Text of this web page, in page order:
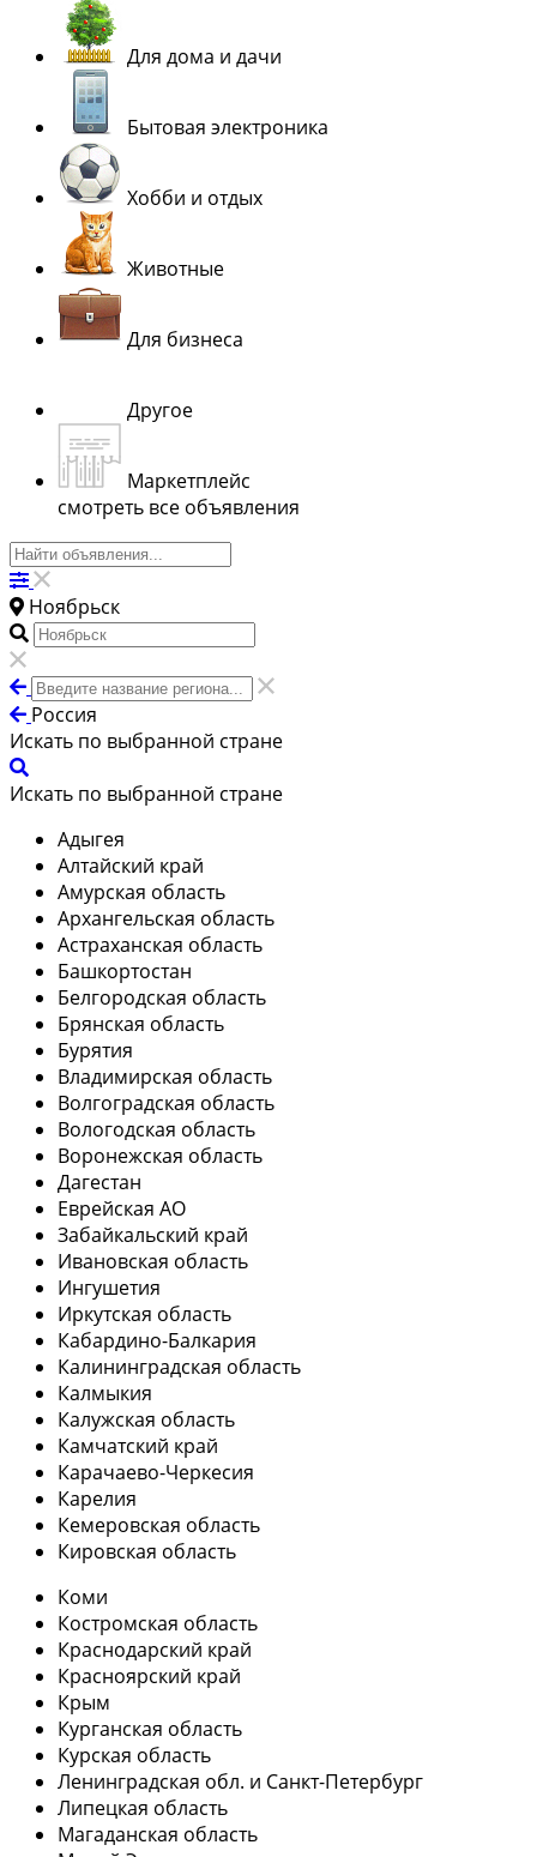
Для дома и дачи
Бытовая электроника
Хобби и отдых
Животные
Для бизнеса
Другое
Маркетплейс
смотреть все объявления
Ноябрьск
Россия
Искать по выбранной стране
Искать по выбранной стране
Адыгея
Алтайский край
Амурская область
Архангельская область
Астраханская область
Башкортостан
Белгородская область
Брянская область
Бурятия
Владимирская область
Волгоградская область
Вологодская область
Воронежская область
Дагестан
Еврейская АО
Забайкальский край
Ивановская область
Ингушетия
Иркутская область
Кабардино-Балкария
Калининградская область
Калмыкия
Калужская область
Камчатский край
Карачаево-Черкесия
Карелия
Кемеровская область
Кировская область
Коми
Костромская область
Краснодарский край
Красноярский край
Крым
Курганская область
Курская область
Ленинградская обл. и Санкт-Петербург
Липецкая область
Магаданская область